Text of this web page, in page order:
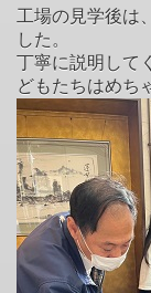
工場の見学後は
した。
丁寧に説明して
どもたちはめち